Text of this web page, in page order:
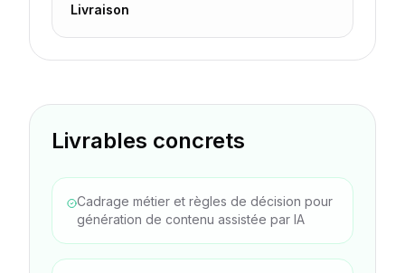
Livraison
Livrables concrets
Cadrage métier et règles de décision pour
génération de contenu assistée par IA